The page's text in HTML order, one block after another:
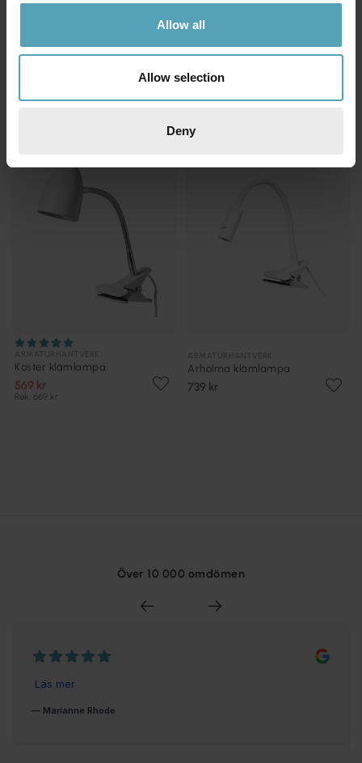
Allow all
Allow selection
Deny
Adda klämlampa Tanum klämlampa
Koster klämlampa
569 kr
Rek. 669 kr
Arholma klämlampa
739 kr
Över 10 000 omdömen